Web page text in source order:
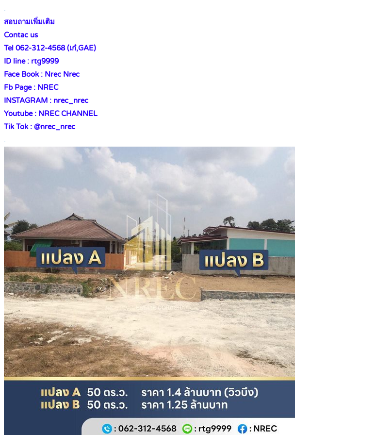
.
สอบถามเพิ่มเติม
Contac us
Tel 062-312-4568 (เก๋,GAE)
ID line : rtg9999
Face Book : Nrec Nrec
Fb Page : NREC
INSTAGRAM : nrec_nrec
Youtube : NREC CHANNEL
Tik Tok : @nrec_nrec
.